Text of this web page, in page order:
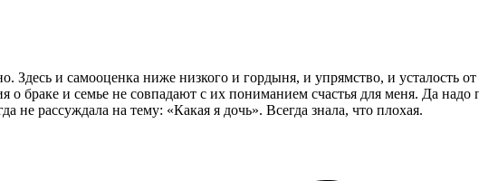
Здесь и самооценка ниже низкого и гордыня, и упрямство, и усталость
браке и семье не совпадают с их пониманием счастья для меня. Да
не рассуждала на тему: «Какая я дочь». Всегда знала, что плохая.